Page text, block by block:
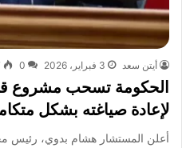
أيتن سعد 3 فبراير، 2026 0
الحكومة تسحب مشروع
لإعادة صياغته بشكل
أعلن المستشار هشام بدوي، رئيس